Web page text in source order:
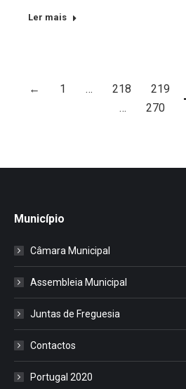
Ler mais
← 1 … 218 219
…
270
Município
Câmara Municipal
Assembleia Municipal
Juntas de Freguesia
Contactos
Portugal 2020